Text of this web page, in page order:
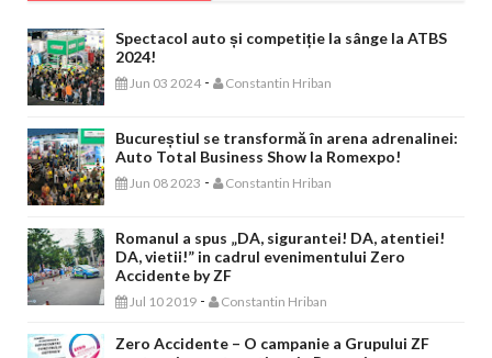
Spectacol auto și competiție la sânge la ATBS
2024!
Jun 03 2024 - Constantin Hriban
Bucureștiul se transformă în arena adrenalinei:
Auto Total Business Show la Romexpo!
Jun 08 2023 - Constantin Hriban
Romanul a spus „DA, sigurantei! DA, atentiei!
DA, vietii!” in cadrul evenimentului Zero
Accidente by ZF
Jul 10 2019 - Constantin Hriban
Zero Accidente – O campanie a Grupului ZF